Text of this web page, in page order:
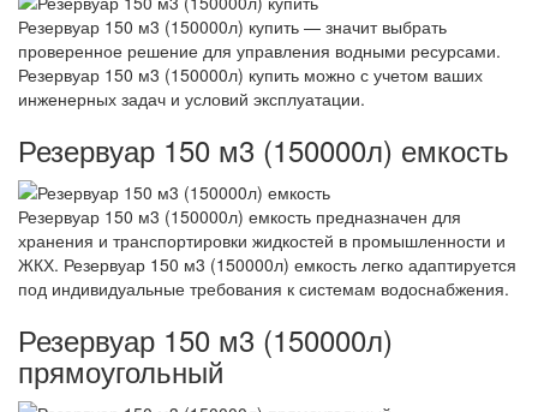
Резервуар 150 м3 (150000л) купить — значит выбрать
проверенное решение для управления водными ресурсами.
Резервуар 150 м3 (150000л) купить можно с учетом ваших
инженерных задач и условий эксплуатации.
Резервуар 150 м3 (150000л) емкость
Резервуар 150 м3 (150000л) емкость предназначен для
хранения и транспортировки жидкостей в промышленности и
ЖКХ. Резервуар 150 м3 (150000л) емкость легко адаптируется
под индивидуальные требования к системам водоснабжения.
Резервуар 150 м3 (150000л)
прямоугольный